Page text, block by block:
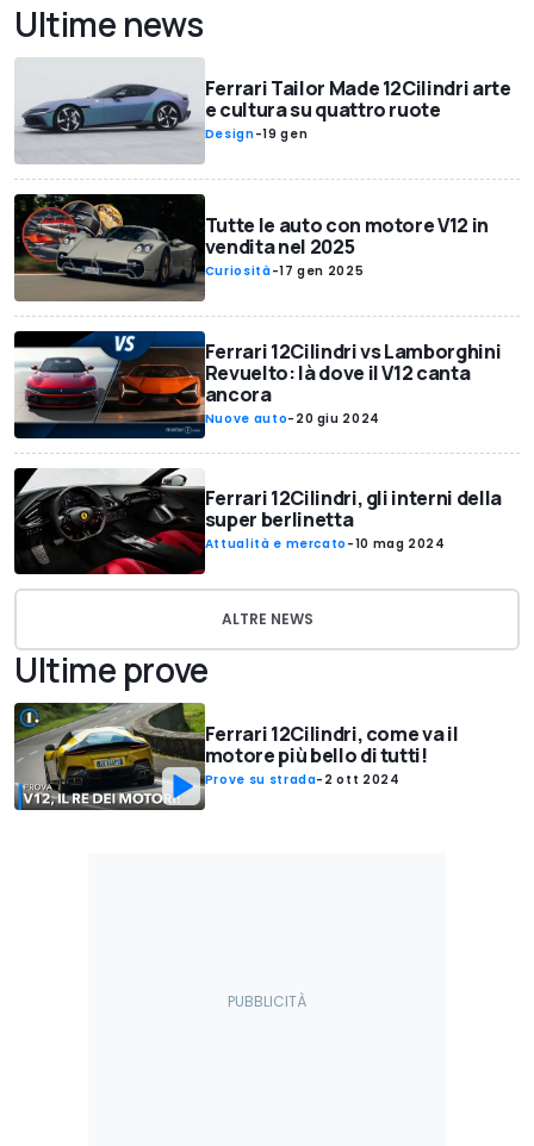
Ultime news
Ferrari Tailor Made 12Cilindri arte
e cultura su quattro ruote
Design-19 gen
Tutte le auto con motore V12 in
vendita nel 2025
Curiosità-17 gen 2025
Ferrari 12Cilindri vs Lamborghini
Revuelto: là dove il V12 canta
ancora
Nuove auto- 20 giu 2024
Ferrari 12Cilindri, gli interni della
super berlinetta
Attualità e mercato -10 mag 2024
ALTRE NEWS
Ultime prove
Ferrari 12Cilindri, come va il
motore più bello di tutti!
Prove su strada- 2 ott 2024